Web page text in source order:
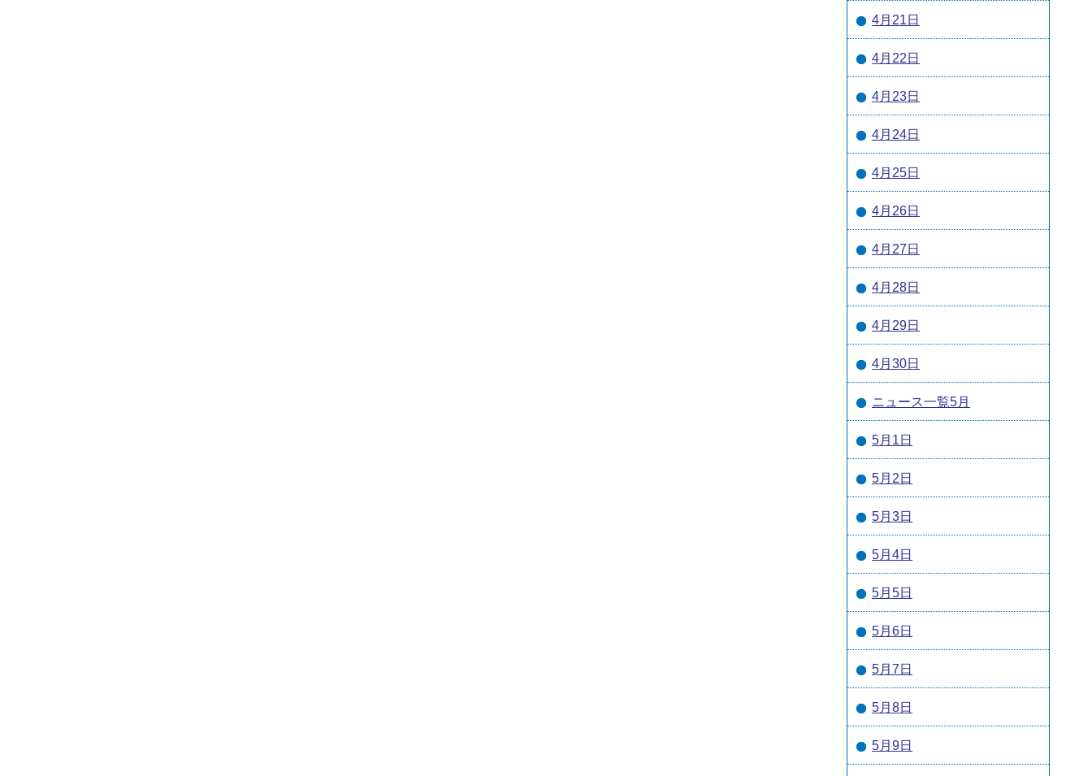
4月21日
4月22日
4月23日
4月24日
4月25日
4月26日
4月27日
4月28日
4月29日
4月30日
ニュース一覧5月
5月1日
5月2日
5月3日
5月4日
5月5日
5月6日
5月7日
5月8日
5月9日